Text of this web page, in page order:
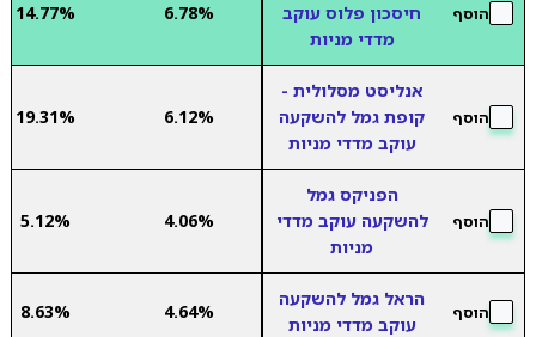
הוסף
חיסכון פלוס עוקב
מדדי מניות
6.78%
14.77%
הוסף
אנליסט מסלולית -
קופת גמל להשקעה
עוקב מדדי מניות
6.12%
19.31%
הוסף
הפניקס גמל
להשקעה עוקב מדדי
מניות
4.06%
5.12%
הוסף
הראל גמל להשקעה
עוקב מדדי מניות
4.64%
8.63%